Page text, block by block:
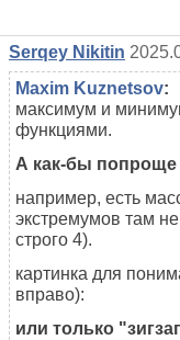
Serqey Nikitin
Maxim Kuznetsov:
максимум и
функциями.
А как-бы попроще
например, есть
экстремумов там
строго 4).
картинка для
вправо):
или только